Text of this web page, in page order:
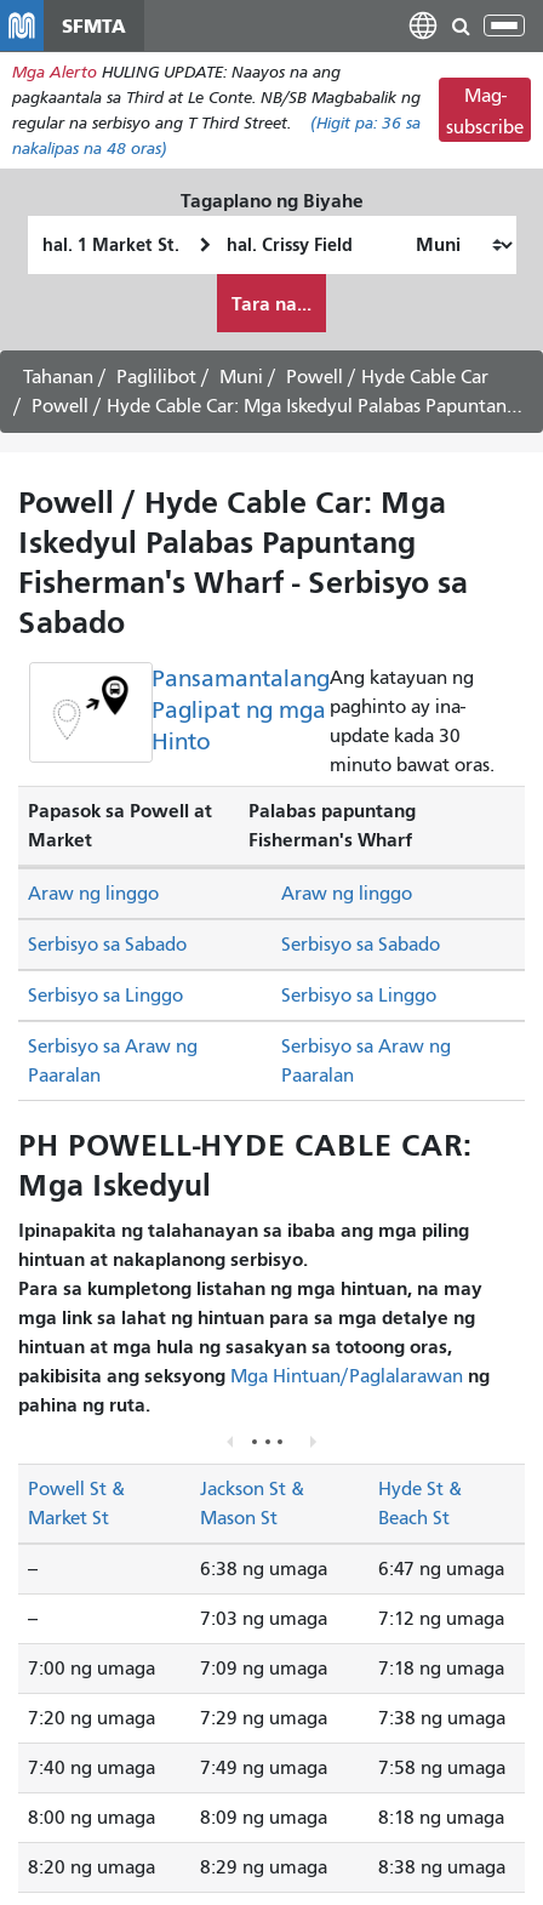
pangunahing
nilalaman
SFMTA
I-
ang
Mga Alerto HULING UPDATE: Naayos na ang
pagkaantala sa Third at Le Conte. NB/SB Magbabalik ng
regular na serbisyo ang T Third Street.
(Higit pa: 36 sa
nakalipas na 48 oras)
Mag-
subscribe
Tagaplano ng Biyahe
ko
gustong
maglakbay
Tara na...
Tahanan Paglilibot Muni
Powell / Hyde Cable Car
Powell / Hyde Cable Car: Mga Iskedyul Palabas Papuntang Fisherman's Wharf - Serbisyo sa Sabado
Powell / Hyde Cable Car: Mga
Iskedyul Palabas Papuntang
Fisherman's Wharf - Serbisyo sa
Sabado
Pansamantalang
Paglipat ng mga
Hinto
Ang katayuan ng
paghinto ay ina-
update kada 30
minuto bawat oras.
Papasok sa Powell at
Market
Palabas papuntang
Fisherman's Wharf
Serbisyo sa Sabado Serbisyo sa Sabado
Serbisyo sa Linggo Serbisyo sa Linggo
Araw ng linggo Araw ng linggo
Serbisyo sa Araw ng
Paaralan
Serbisyo sa Araw ng
Paaralan
PH POWELL-HYDE CABLE CAR:
Mga Iskedyul
Ipinapakita ng talahanayan sa ibaba ang mga piling
hintuan at nakaplanong serbisyo.
Para sa kumpletong listahan ng mga hintuan, na may
mga link sa lahat ng hintuan para sa mga detalye ng
hintuan at mga hula ng sasakyan sa totoong oras,
pakibisita ang seksyong Mga Hintuan/Paglalarawan ng
pahina ng ruta.
Powell St &
Market St
Jackson St &
Mason St
Hyde St &
Beach St
-- 6:38 ng umaga 6:47 ng umaga
-- 7:03 ng umaga 7:12 ng umaga
7:00 ng umaga 7:09 ng umaga 7:18 ng umaga
7:20 ng umaga 7:29 ng umaga 7:38 ng umaga
7:40 ng umaga 7:49 ng umaga 7:58 ng umaga
8:00 ng umaga 8:09 ng umaga 8:18 ng umaga
8:20 ng umaga 8:29 ng umaga 8:38 ng umaga